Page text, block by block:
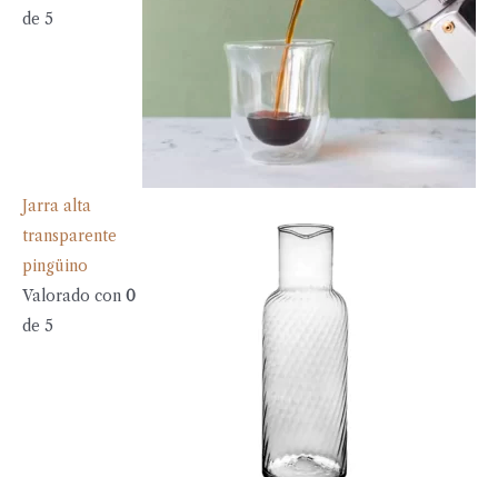
de 5
Jarra alta
transparente
pingüino
Valorado con 0
de 5